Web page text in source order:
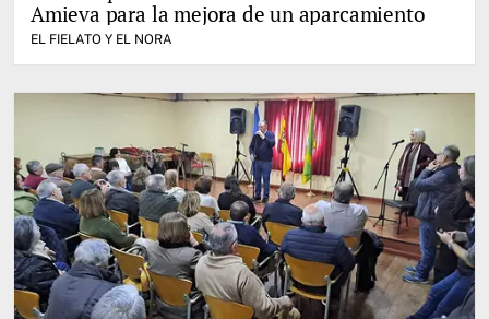
Amieva para la mejora de un aparcamiento
EL FIELATO Y EL NORA